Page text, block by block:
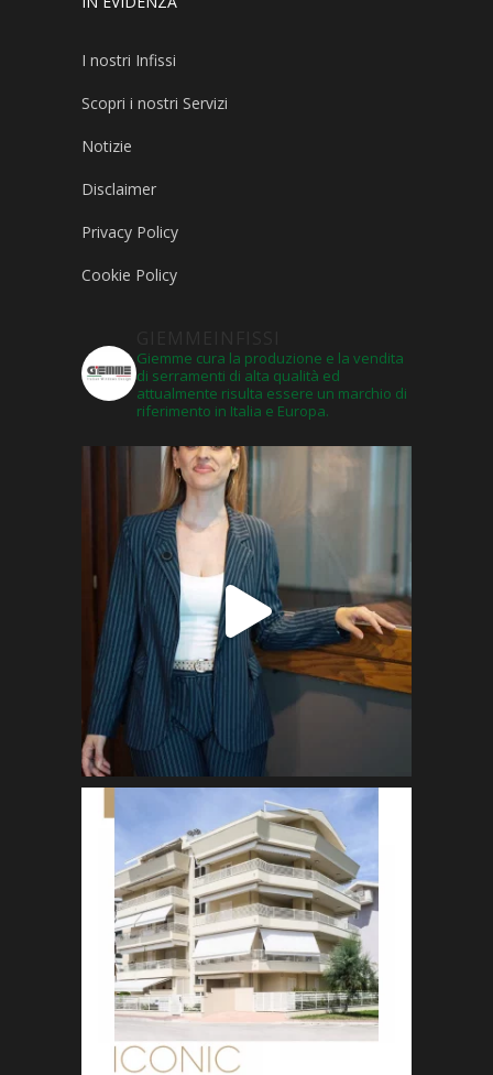
I nostri Infissi
Scopri i nostri Servizi
Notizie
Disclaimer
Privacy Policy
Cookie Policy
Giemme cura la produzione e la vendita
di serramenti di alta qualità ed
attualmente risulta essere un marchio di
riferimento in Italia e Europa.